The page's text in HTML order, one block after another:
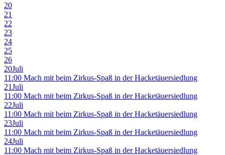
20
21
22
23
24
25
26
20Juli
11:00 Mach mit beim Zirkus-Spaß in der Hacketäuersiedlung
21Juli
11:00 Mach mit beim Zirkus-Spaß in der Hacketäuersiedlung
22Juli
11:00 Mach mit beim Zirkus-Spaß in der Hacketäuersiedlung
23Juli
11:00 Mach mit beim Zirkus-Spaß in der Hacketäuersiedlung
24Juli
11:00 Mach mit beim Zirkus-Spaß in der Hacketäuersiedlung